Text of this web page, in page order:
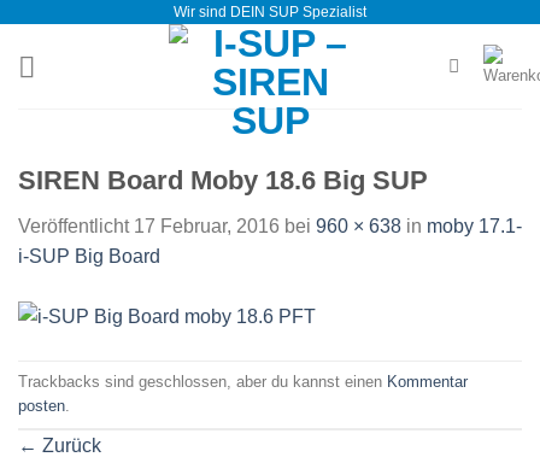
springen
Wir sind DEIN SUP Spezialist
SIREN Board Moby 18.6 Big SUP
Veröffentlicht 17 Februar, 2016 bei 960 × 638 in moby 17.1-
i-SUP Big Board
Trackbacks sind geschlossen, aber du kannst einen Kommentar
posten
← Zurück